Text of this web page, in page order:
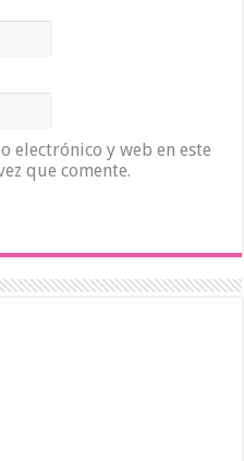
electrónico y web en este
que comente.